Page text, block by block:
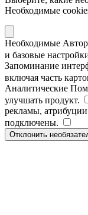
Необходимые
Необходимые
и базовые
Запоминание
включая часть
Аналитические
улучшать продукт.
рекламы,
подключены.
Отклонить